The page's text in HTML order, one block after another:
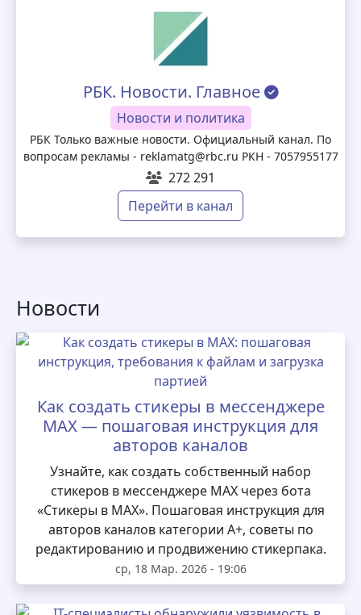
РБК. Новости. Главное
Новости и политика
РБК Только важные новости. Официальный канал. По
вопросам рекламы - reklamatg@rbc.ru РКН - 7057955177
272 291
Перейти в канал
Новости
Как создать стикеры в мессенджере
MAX — пошаговая инструкция для
авторов каналов
Узнайте, как создать собственный набор
стикеров в мессенджере MAX через бота
«Стикеры в MAX». Пошаговая инструкция для
авторов каналов категории А+, советы по
редактированию и продвижению стикерпака.
ср, 18 Мар. 2026 - 19:06